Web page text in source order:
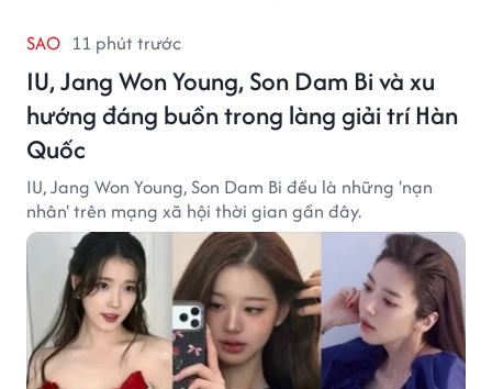
SAO 11 phút trước
IU, Jang Won Young, Son Dam Bi và xu
hướng đáng buồn trong làng giải trí Hàn
Quốc
IU, Jang Won Young, Son Dam Bi đều là những 'nạn
nhân' trên mạng xã hội thời gian gần đây.